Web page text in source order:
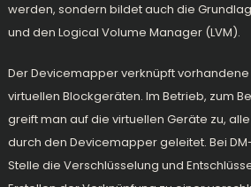
werden, sondern bildet auch die
und den Logical Volume Manager (LVM).
Der Devicemapper verknüpft
virtuellen Blockgeräten. Im Betrieb, zum
greift man auf die virtuellen Geräte zu,
durch den Devicemapper geleitet. Bei
Stelle die Verschlüsselung und